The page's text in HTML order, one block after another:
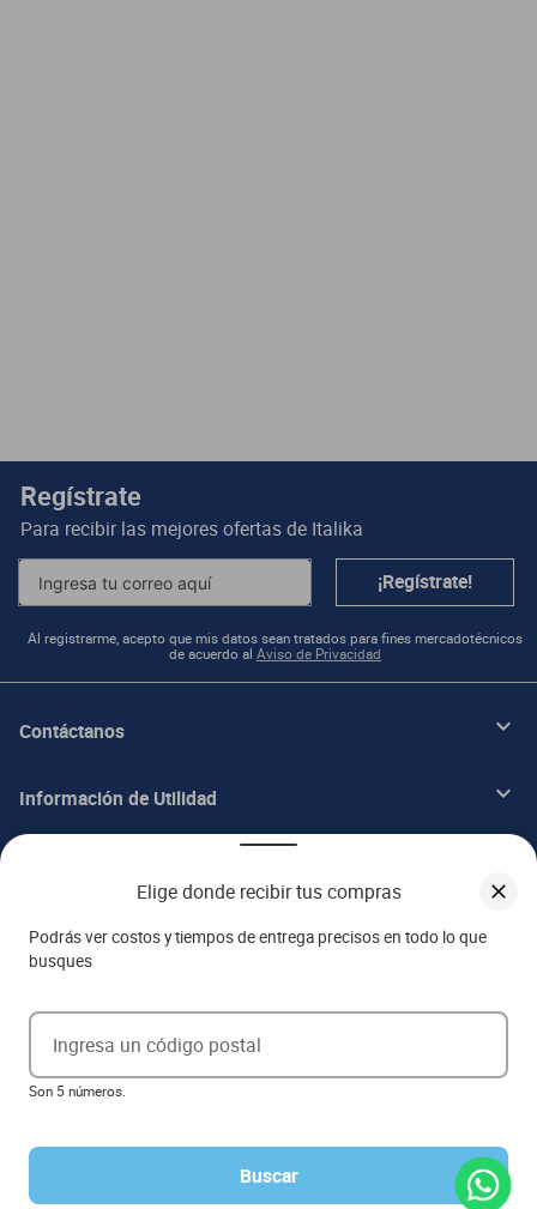
Elige donde recibir tus compras
Podrás ver costos y tiempos de entrega precisos en todo lo que
busques
Ingresa un código postal
Son 5 números.
Buscar
Regístrate
Para recibir las mejores ofertas de Italika
¡Regístrate!
Al registrarme, acepto que mis datos sean tratados para fines mercadotécnicos
de acuerdo al Aviso de Privacidad
Contáctanos
Información de Utilidad
Acerca de ITALIKA
Aviso de privacidad
Ejerce tus derechos ARCO
Términos y condiciones
Las promociones dewww.italika.mxpueden diferir de las promociones publicadas en tienda. El
formato de los precios puede verse afectado por las configuraciones y diferencia de navegadores
Derechos reservados 2023 Grupo Italika